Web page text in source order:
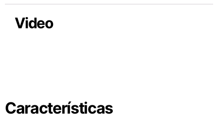
Video
Características